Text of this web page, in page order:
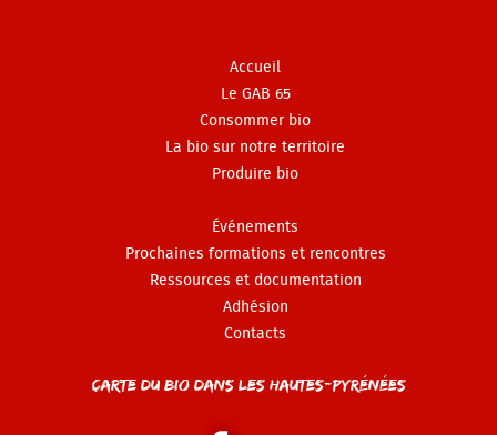
Accueil
Le GAB 65
Consommer bio
La bio sur notre territoire
Produire bio
Événements
Prochaines formations et rencontres
Ressources et documentation
Adhésion
Contacts
Carte du Bio dans les Hautes-Pyrénées